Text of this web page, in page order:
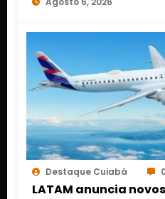
Destaque Cuiabá
LATAM anuncia